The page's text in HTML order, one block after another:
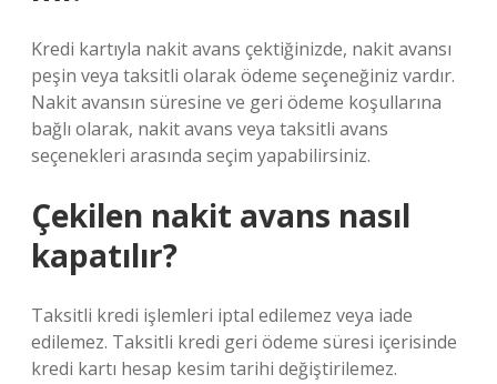
Kredi kartıyla nakit avans çektiğinizde, nakit avansı
peşin veya taksitli olarak ödeme seçeneğiniz vardır.
Nakit avansın süresine ve geri ödeme koşullarına
bağlı olarak, nakit avans veya taksitli avans
seçenekleri arasında seçim yapabilirsiniz.
Çekilen nakit avans nasıl
kapatılır?
Taksitli kredi işlemleri iptal edilemez veya iade
edilemez. Taksitli kredi geri ödeme süresi içerisinde
kredi kartı hesap kesim tarihi değiştirilemez.